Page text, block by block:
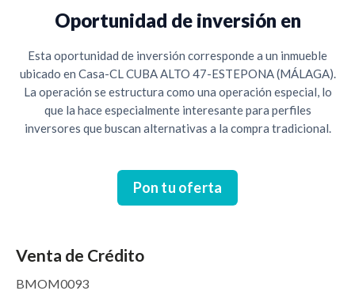
Oportunidad de inversión en
Esta oportunidad de inversión corresponde a un inmueble
ubicado en Casa-CL CUBA ALTO 47-ESTEPONA (MÁLAGA).
La operación se estructura como una operación especial, lo
que la hace especialmente interesante para perfiles
inversores que buscan alternativas a la compra tradicional.
Pon tu oferta
Venta de Crédito
BMOM0093